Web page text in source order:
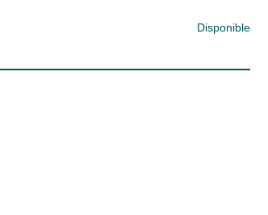
Disponible